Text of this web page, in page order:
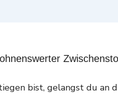
bist, gelangst du an